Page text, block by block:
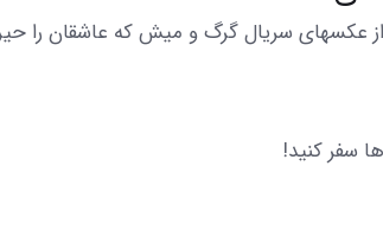
مجموعه‌ای از عکس‌های متنوع و زیبا دعوت می‌کنیم. این مجموعه شامل 20 عکس جذاب از
سفر کنید!